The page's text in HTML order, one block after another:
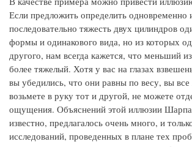
Если предложить определить одновременно
последовательно тяжесть двух цилиндров
формы и одинакового вида, но из которых
другого, нам всегда кажется, что меньший
более тяжелый. Хотя у вас на глазах
вы убедились, что они равны по весу, вы все
возьмете в руку тот и другой, не можете
ощущения. Объяснений этой иллюзии
известно, предлагалось очень много, и
исследований, проведенных в плане тех